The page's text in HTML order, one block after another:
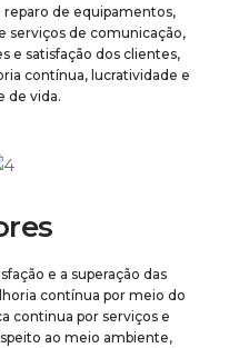
reparo de equipamentos,
serviços de comunicação,
e satisfação dos clientes,
contínua, lucratividade e
de vida.
e a superação das
contínua por meio do
continua por serviços e
ao meio ambiente,